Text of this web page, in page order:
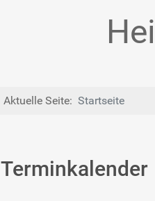
Aktuelle Seite: Startseite
Terminkalender